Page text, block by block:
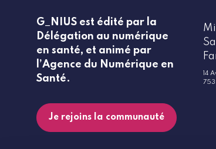
G_NIUS est édité par la
Délégation au numérique
en santé, et animé par
l’Agence du Numérique en
Santé.
Je rejoins la communauté
14